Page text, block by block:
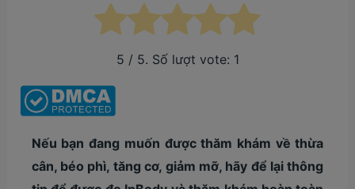
5 / 5. Số lượt vote: 1
Nếu bạn đang muốn được thăm khám về thừa
cân, béo phì, tăng cơ, giảm mỡ, hãy để lại thông